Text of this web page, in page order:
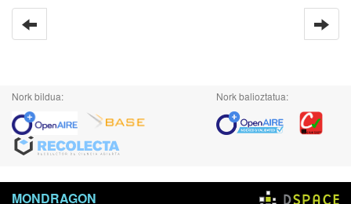
Nork bildua: Nork balioztatua:
MONDRAGON